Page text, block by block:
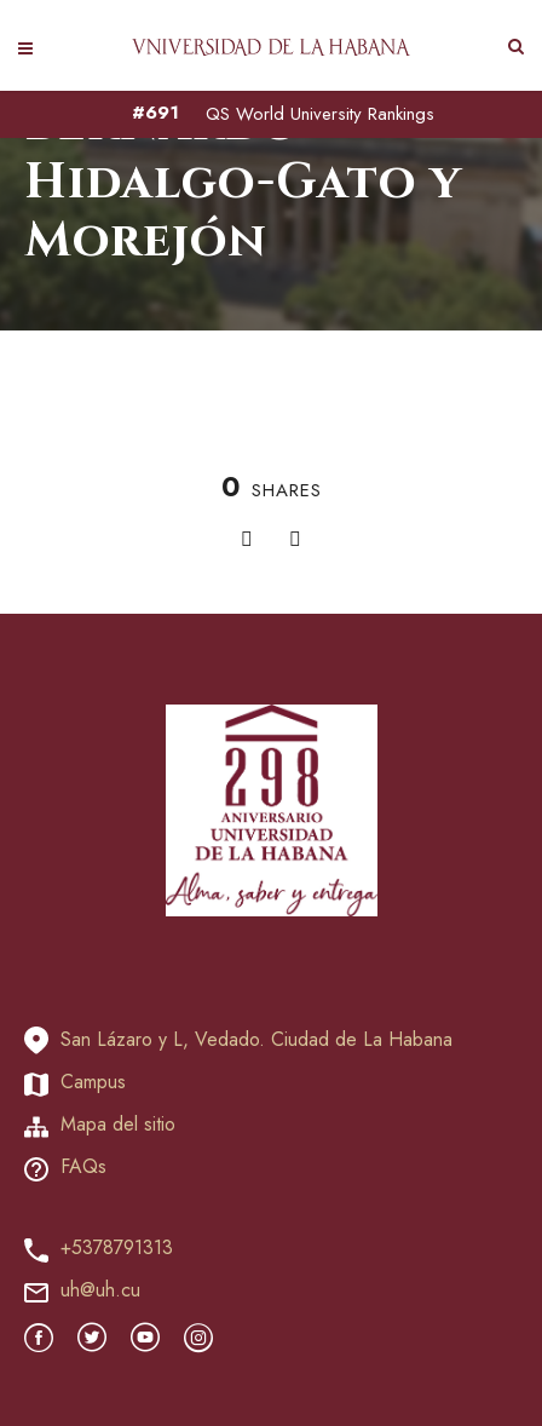
QS World University Rankings
#691
Bernardo
Hidalgo-Gato y
Morejón
0 SHARES
San Lázaro y L, Vedado. Ciudad de La Habana
Campus
Mapa del sitio
FAQs
+5378791313
uh@uh.cu